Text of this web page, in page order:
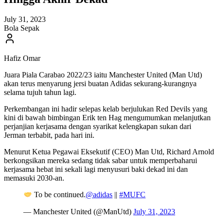
July 31, 2023
Bola Sepak
Hafiz Omar
Juara Piala Carabao 2022/23 iaitu Manchester United (Man Utd)
akan terus menyarung jersi buatan Adidas sekurang-kurangnya
selama tujuh tahun lagi.
Perkembangan ini hadir selepas kelab berjulukan Red Devils yang
kini di bawah bimbingan Erik ten Hag mengumumkan melanjutkan
perjanjian kerjasama dengan syarikat kelengkapan sukan dari
Jerman terbabit, pada hari ini.
Menurut Ketua Pegawai Eksekutif (CEO) Man Utd, Richard Arnold
berkongsikan mereka sedang tidak sabar untuk memperbaharui
kerjasama hebat ini sekali lagi menyusuri baki dekad ini dan
memasuki 2030-an.
To be continued.@adidas ||#MUFC
— Manchester United (@ManUtd) July 31, 2023